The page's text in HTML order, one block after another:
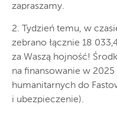
zapraszamy.
2. Tydzień temu, w
zebrano łącznie 18
za Waszą hojność!
na finansowanie w
humanitarnych do
i ubezpieczenie).